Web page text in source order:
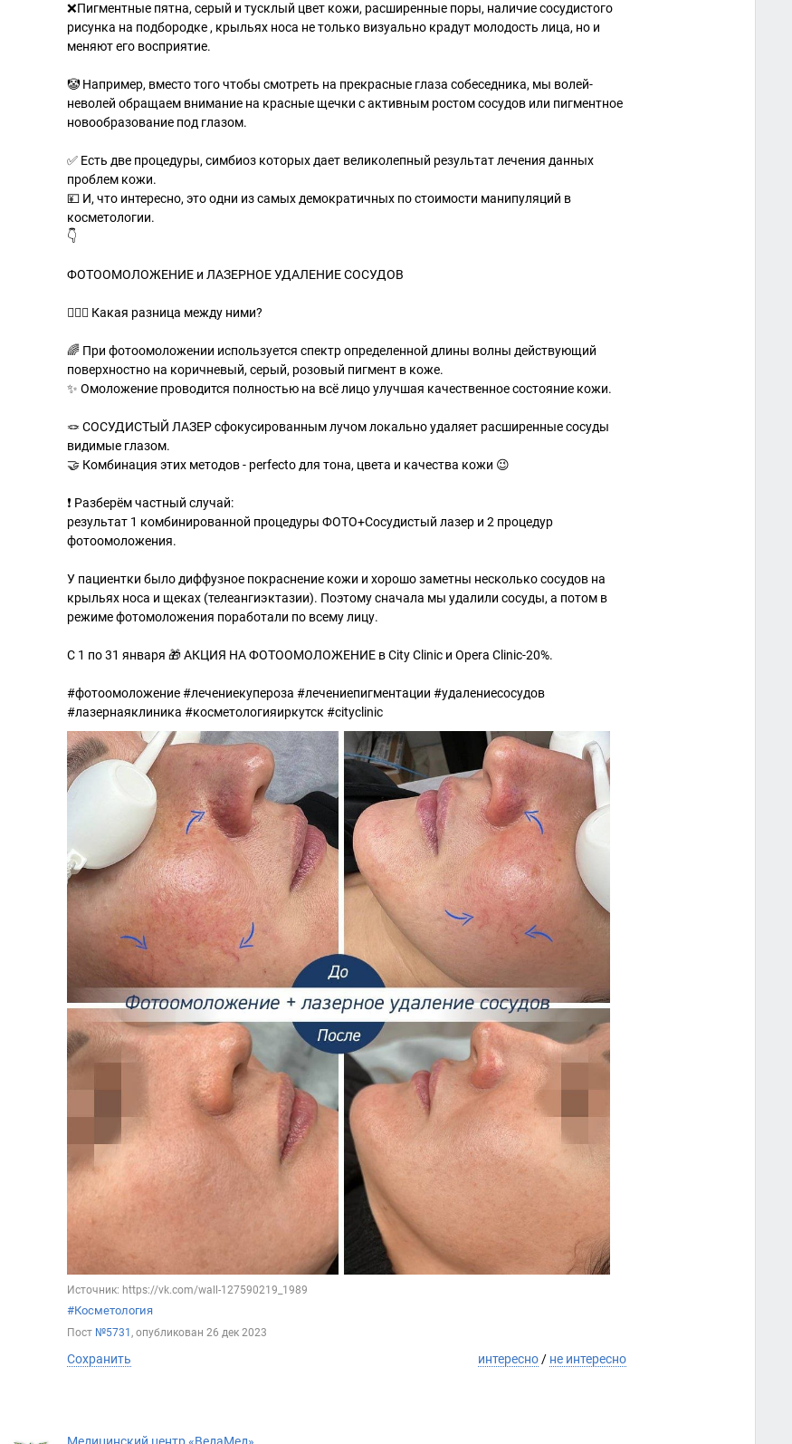
❌Пигментные пятна, серый и тусклый цвет кожи, расширенные поры, наличие сосудистого
рисунка на подбородке , крыльях носа не только визуально крадут молодость лица, но и
меняют его восприятие.
🤡 Например, вместо того чтобы смотреть на прекрасные глаза собеседника, мы волей-
неволей обращаем внимание на красные щечки с активным ростом сосудов или пигментное
новообразование под глазом.
✅ Есть две процедуры, симбиоз которых дает великолепный результат лечения данных
проблем кожи.
💴 И, что интересно, это одни из самых демократичных по стоимости манипуляций в
косметологии.
👇
ФОТООМОЛОЖЕНИЕ и ЛАЗЕРНОЕ УДАЛЕНИЕ СОСУДОВ
🙋🏼‍♀ Какая разница между ними?
🌈 При фотоомоложении используется спектр определенной длины волны действующий
поверхностно на коричневый, серый, розовый пигмент в коже.
✨ Омоложение проводится полностью на всё лицо улучшая качественное состояние кожи.
🪢 СОСУДИСТЫЙ ЛАЗЕР сфокусированным лучом локально удаляет расширенные сосуды
видимые глазом.
🤝 Комбинация этих методов - perfecto для тона, цвета и качества кожи 😉
❗️ Разберём частный случай:
результат 1 комбинированной процедуры ФОТО+Сосудистый лазер и 2 процедур
фотоомоложения.
У пациентки было диффузное покраснение кожи и хорошо заметны несколько сосудов на
крыльях носа и щеках (телеангиэктазии). Поэтому сначала мы удалили сосуды, а потом в
режиме фотомоложения поработали по всему лицу.
С 1 по 31 января 🎁 АКЦИЯ НА ФОТООМОЛОЖЕНИЕ в City Clinic и Opera Clinic-20%.
#фотоомоложение #лечениекупероза #лечениепигментации #удалениесосудов
#лазернаяклиника #косметологияиркутск #cityclinic
Источник: https://vk.com/wall-127590219_1989
#Косметология
Пост №5731 , опубликован 26 дек 2023
Сохранить интересно / не интересно